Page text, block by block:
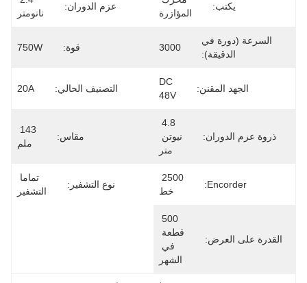
يكتب:
المؤازرة
عزم الدوران:
نانومتر
السرعة (دورة في
الدقيقة):
3000 قوة: 750W
الجهد المقنن:
DC
48V
التصنيف الحالي: 20A
ذروة عزم الدوران:
متر
مقاس:
ملم
Encorder:
خط
نوع التشفير:
التشفير
القدرة على العرض:
الشهر